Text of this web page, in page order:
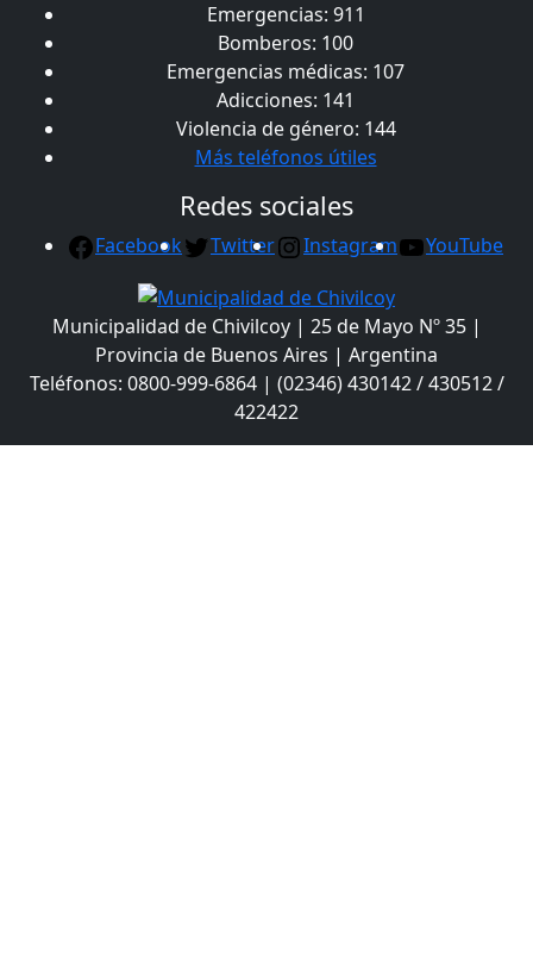
Emergencias: 911
Bomberos: 100
Emergencias médicas: 107
Adicciones: 141
Violencia de género: 144
Más teléfonos útiles
Redes sociales
Facebook Twitter Instagram YouTube
Municipalidad de Chivilcoy | 25 de Mayo Nº 35 |
Provincia de Buenos Aires | Argentina
Teléfonos: 0800-999-6864 | (02346) 430142 / 430512 /
422422